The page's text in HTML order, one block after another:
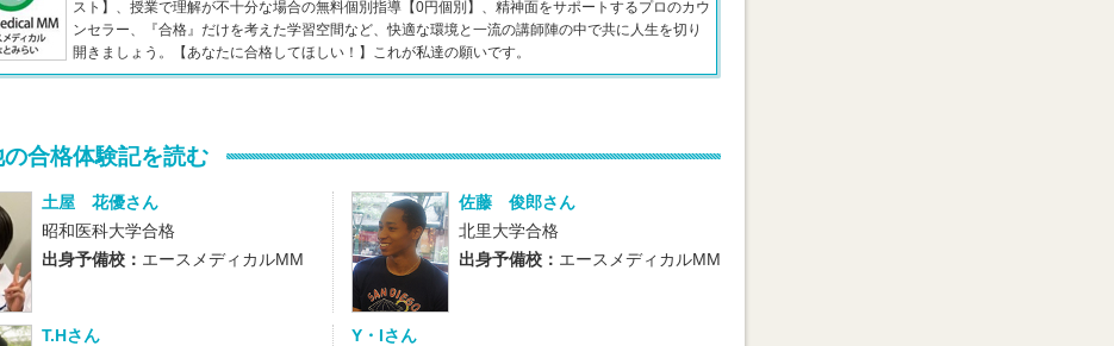
スト】、授業で理解が不十分な場合の無料個別指導【0円個別】、精神面をサポートするプロのカウ
ンセラー、『合格』だけを考えた学習空間など、快適な環境と一流の講師陣の中で共に人生を切り
開きましょう。【あなたに合格してほしい！】これが私達の願いです。
の合格体験記を読む
土屋 花優さん
昭和医科大学合格
出身予備校： エースメディカルMM
佐藤 俊郎さん
北里大学合格
出身予備校： エースメディカルMM
T.Hさん
Y・Iさん